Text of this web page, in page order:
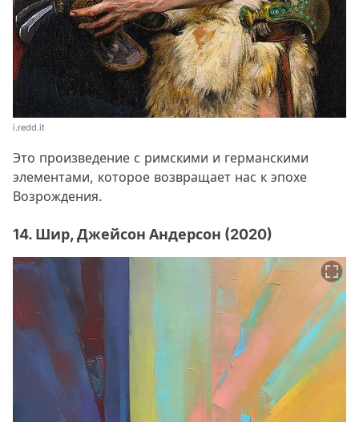
i.redd.it
Это произведение с римскими и германскими
элементами, которое возвращает нас к эпохе
Возрождения.
14. Шир, Джейсон Андерсон (2020)